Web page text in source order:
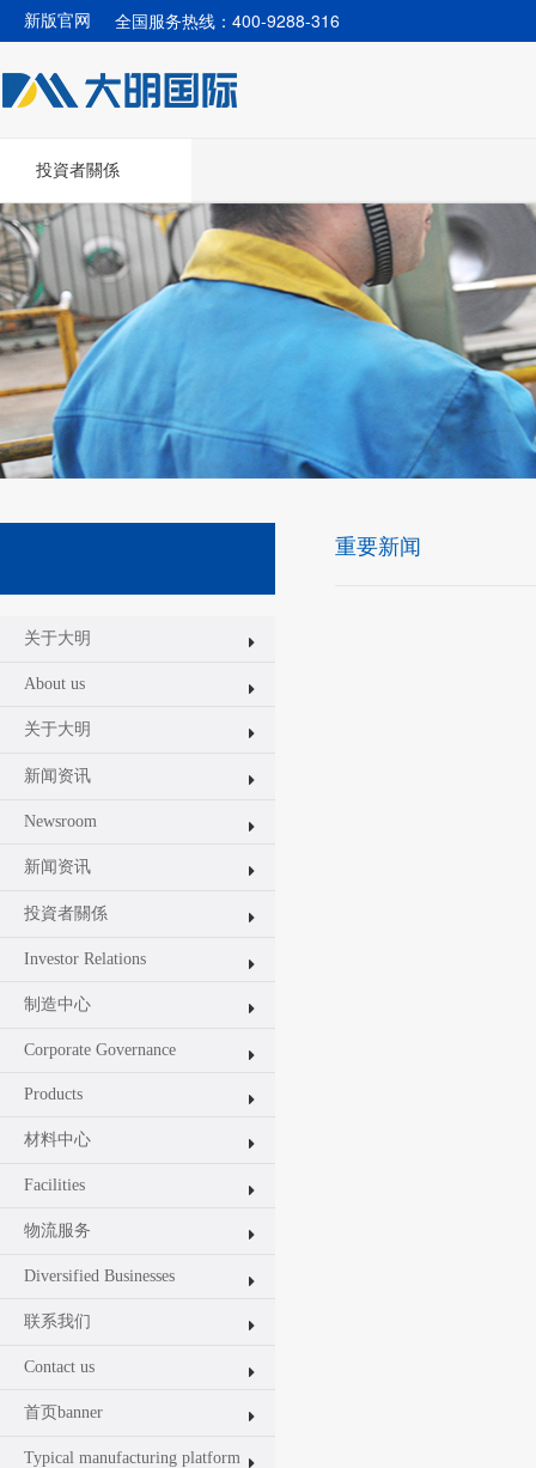
新版官网 全国服务热线：400-9288-316
投資者關係
关于大明
About us
关于大明
新闻资讯
Newsroom
新闻资讯
投資者關係
Investor Relations
制造中心
Corporate Governance
Products
材料中心
Facilities
物流服务
Diversified Businesses
联系我们
Contact us
首页banner
Typical manufacturing platform
重要新闻